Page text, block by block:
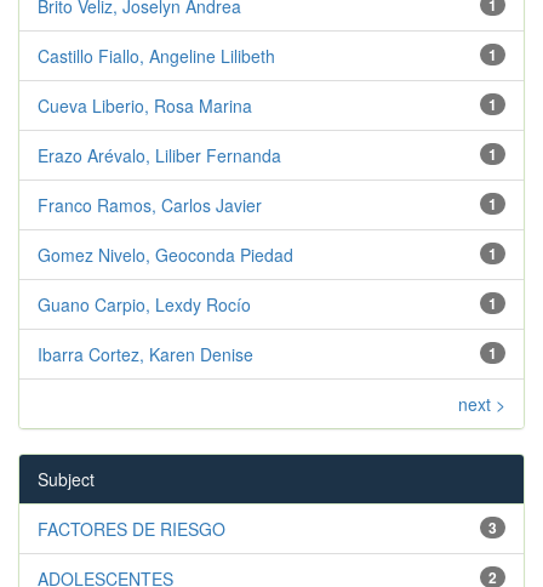
1
Brito Veliz, Joselyn Andrea
1
Castillo Fiallo, Angeline Lilibeth
1
Cueva Liberio, Rosa Marina
1
Erazo Arévalo, Liliber Fernanda
1
Franco Ramos, Carlos Javier
1
Gomez Nivelo, Geoconda Piedad
1
Guano Carpio, Lexdy Rocío
1
Ibarra Cortez, Karen Denise
next >
Subject
3
FACTORES DE RIESGO
2
ADOLESCENTES